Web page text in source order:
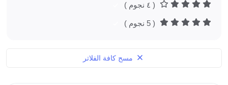
( ٤ نجوم )
( 5 نجوم )
مسح كافة الفلاتر